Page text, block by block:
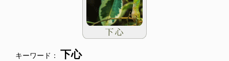
キーワード： 下心